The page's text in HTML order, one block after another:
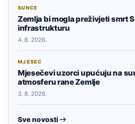
SUNCE
Zemlja bi mogla preživjeti smrt
infrastrukturu
4. 8. 2026.
MJESEC
Mjesečevi uzorci upućuju na
atmosferu rane Zemlje
3. 8. 2026.
Sve novosti